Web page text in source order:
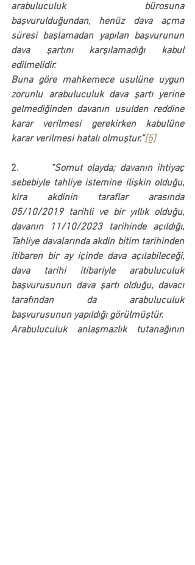
arabuluculuk bürosuna
başvurulduğundan, henüz dava açma
süresi başlamadan yapılan başvurunun
dava şartını karşılamadığı kabul
edilmelidir.
Buna göre mahkemece usulüne uygun
zorunlu arabuluculuk dava şartı yerine
gelmediğinden davanın usulden reddine
karar verilmesi gerekirken kabulüne
karar verilmesi hatalı olmuştur.”[5]
2.
“Somut olayda; davanın ihtiyaç
sebebiyle tahliye istemine ilişkin olduğu,
kira akdinin taraflar arasında
05/10/2019 tarihli ve bir yıllık olduğu,
davanın 11/10/2023 tarihinde açıldığı,
Tahliye davalarında akdin bitim tarihinden
itibaren bir ay içinde dava açılabileceği,
dava tarihi itibariyle arabuluculuk
başvurusunun dava şartı olduğu, davacı
tarafından da arabuluculuk
başvurusunun yapıldığı görülmüştür.
Arabuluculuk anlaşmazlık tutanağının